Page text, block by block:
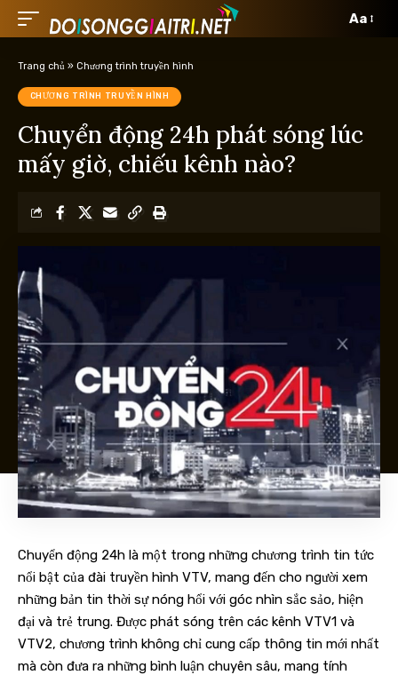
Aa
Trang chủ » Chương trình truyền hình
CHƯƠNG TRÌNH TRUYỀN HÌNH
Chuyển động 24h phát sóng lúc
mấy giờ, chiếu kênh nào?
Chuyển động 24h là một trong những chương trình tin tức
nổi bật của đài truyền hình VTV, mang đến cho người xem
những bản tin thời sự nóng hổi với góc nhìn sắc sảo, hiện
đại và trẻ trung. Được phát sóng trên các kênh VTV1 và
VTV2, chương trình không chỉ cung cấp thông tin mới nhất
mà còn đưa ra những bình luận chuyên sâu, mang tính